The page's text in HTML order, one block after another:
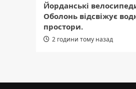
Йорданські
Оболонь відсвіжує
простори.
2 години тому назад